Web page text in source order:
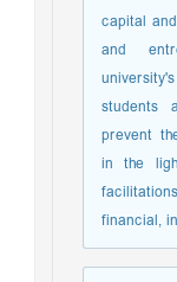
capital
and
prevent
in the
financial,